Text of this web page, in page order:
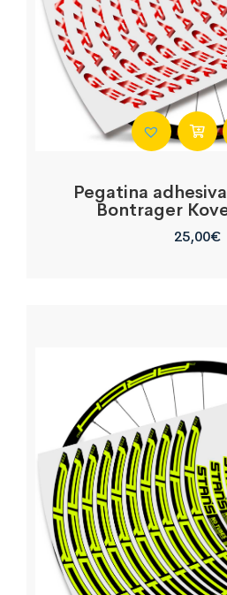
Pegatina
Bontrager
25,00€